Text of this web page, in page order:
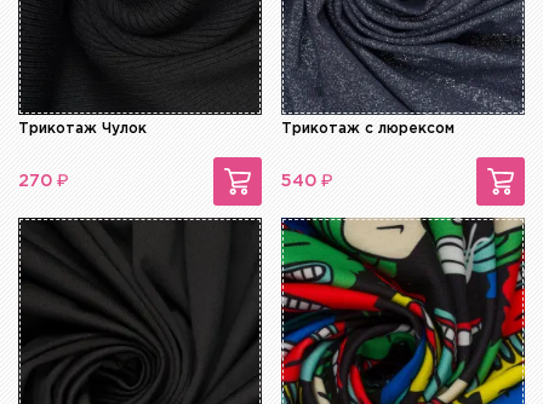
Трикотаж Чулок
270 ₽
Трикотаж с люрексом
540 ₽